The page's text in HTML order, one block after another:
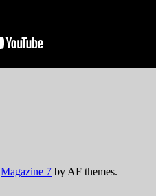
Magazine 7 by AF themes.